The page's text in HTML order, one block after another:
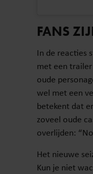
FANS
In de reacties
met een
oude
wel met een
betekent dat
zoveel oude
overlijden:
Het nieuwe
Kun je niet